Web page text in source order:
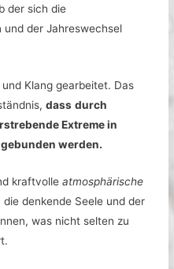
der sich die
und der Jahreswechsel
Klang gearbeitet. Das
dass durch
Extreme in
werden.
kraftvolleatmosphärische
denkende Seele und der
was nicht selten zu